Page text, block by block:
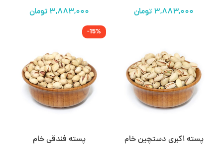
پسته اکبری دستچین خام
-15%
پسته فندقی خام